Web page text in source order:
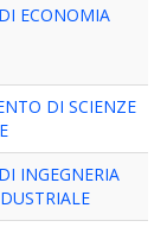
ECONOMIA
DI SCIENZE
INGEGNERIA